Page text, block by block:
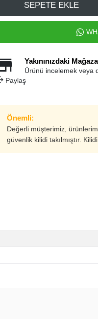
SEPETE EKLE
Yakınınızdaki
Ürünü incelemek veya
Paylaş
Önemli:
Değerli müşterimiz,
güvenlik kilidi takılmıştır.